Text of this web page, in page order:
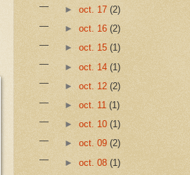
► oct. 17 (2)
► oct. 16 (2)
► oct. 15 (1)
► oct. 14 (1)
► oct. 12 (2)
► oct. 11 (1)
► oct. 10 (1)
► oct. 09 (2)
► oct. 08 (1)